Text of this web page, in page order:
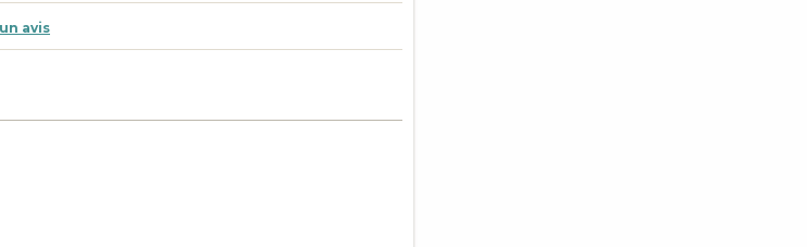
avis